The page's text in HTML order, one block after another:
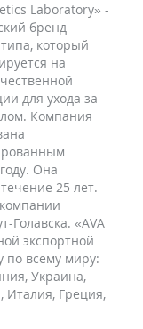
Laboratory» -
бренд
который
на
для ухода за
Компания
Она
25 лет.
Голавска. «AVA
экспортной
по всему миру:
Украина,
Греция,